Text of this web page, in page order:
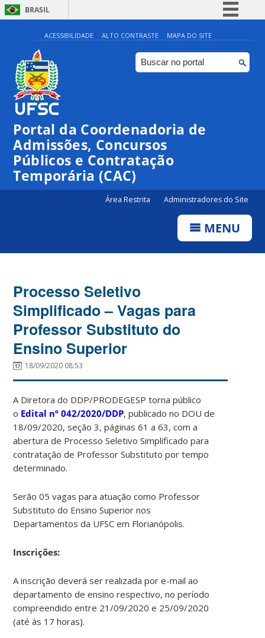
BRASIL
Simplifique!
Comunica BR
Participe
Canais
ACESSIBILIDADE ALTO CONTRASTE MAPA DO SITE
Portal da Coordenadoria de
Admissões, Concursos
Públicos e Contratação
Temporária (CAC)
Área Restrita Administradores do Site
MENU
Processo Seletivo
Simplificado – Vagas para
Professor Substituto do
Ensino Superior
18/09/2020 08:53
A Diretora do DDP/PRODEGESP torna público
o Edital nº 042/2020/DDP, publicado no DOU de
18/09/2020, seção 3, páginas 61 a 63, com a
abertura de Processo Seletivo Simplificado para
contratação de Professor Substituto por tempo
determinado.
Serão 05 vagas para atuação como Professor
Substituto do Ensino Superior nos
Departamentos da UFSC em Florianópolis.
Inscrições:
A inscrição deverá ser realizada por e-mail ao
departamento de ensino respectivo, no período
compreendido entre 21/09/2020 e 25/09/2020
(até às 17 horas).